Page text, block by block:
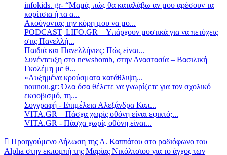
infokids. gr- “Μαμά, πώς θα καταλάβω αν μου αρέσουν τα
κορίτσια ή τα α...
Ακούγοντας την κόρη μου να μο...
PODCAST| LIFO.GR – Υπάρχουν μυστικά για να πετύχεις
στις Πανελλή...
Παιδιά και Πανελλήνιες: Πώς είναι...
Συνέντευξη στο newsbomb, στην Αναστασία – Βασιλική
Γκολέμη με θ...
«Αυξημένα κρούσματα κατάθλιψη...
nounou.gr: Όλα όσα θέλετε να γνωρίζετε για τον σχολικό
εκφοβισμό, τη...
Συγγραφή - Επιμέλεια Αλεξάνδρα Καπ...
VITA.GR – Πάσχα χωρίς οθόνη είναι εφικτό;...
VITA.GR - Πάσχα χωρίς οθόνη είναι...
Προηγούμενο Δήλωση της Α. Καππάτου στο ραδιόφωνο του
Αlpha στην εκπομπή της Μαρίας Νικόλτσιου για το άγχος των